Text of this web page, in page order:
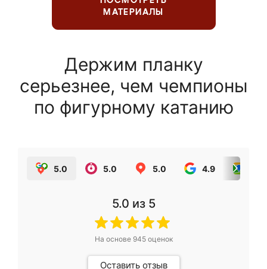
МАТЕРИАЛЫ
Держим планку
серьезнее, чем чемпионы
по фигурному катанию
5.0 5.0 5.0 4.9
5.0 из 5
На основе 945оценок
Оставить отзыв